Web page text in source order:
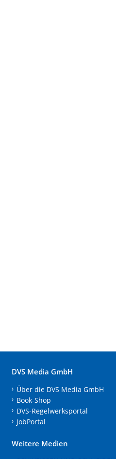
DVS Media GmbH
Über die DVS Media GmbH
Book-Shop
DVS-Regelwerksportal
JobPortal
Weitere Medien